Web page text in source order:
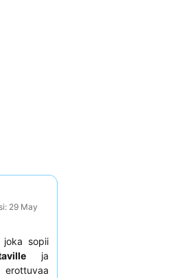
29 May
joka sopii
ja